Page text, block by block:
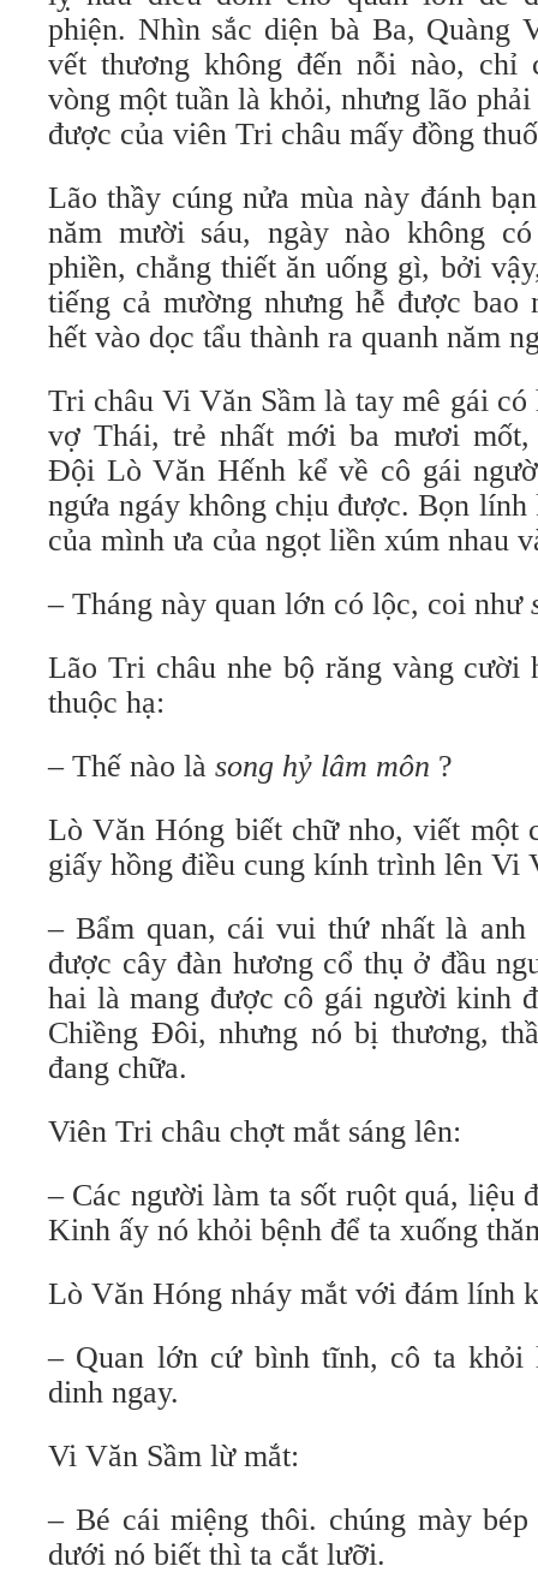
phiện. Nhìn sắc diện bà Ba, Quàng
vết thương không đến nỗi nào, chỉ
vòng một tuần là khỏi, nhưng lão
được của viên Tri châu mấy đồng
Lão thầy cúng nửa mùa này đánh
năm mười sáu, ngày nào không
phiền, chẳng thiết ăn uống gì, bởi
tiếng cả mường nhưng hễ được bao
hết vào dọc tẩu thành ra quanh năm
Tri châu Vi Văn Sầm là tay mê gái có
vợ Thái, trẻ nhất mới ba mươi mốt,
Đội Lò Văn Hếnh kể về cô gái
ngứa ngáy không chịu được. Bọn lính
của mình ưa của ngọt liền xúm nhau
– Tháng này quan lớn có lộc, coi như
Lão Tri châu nhe bộ răng vàng cười
thuộc hạ:
– Thế nào là song hỷ lâm môn ?
Lò Văn Hóng biết chữ nho, viết một
giấy hồng điều cung kính trình lên Vi
– Bẩm quan, cái vui thứ nhất là
được cây đàn hương cổ thụ ở đầu
hai là mang được cô gái người kinh
Chiềng Đôi, nhưng nó bị thương,
đang chữa.
Viên Tri châu chợt mắt sáng lên:
– Các người làm ta sốt ruột quá, liệu
Kinh ấy nó khỏi bệnh để ta xuống
Lò Văn Hóng nháy mắt với đám lính
– Quan lớn cứ bình tĩnh, cô ta khỏi
dinh ngay.
Vi Văn Sầm lừ mắt:
– Bé cái miệng thôi. chúng mày
dưới nó biết thì ta cắt lưỡi.